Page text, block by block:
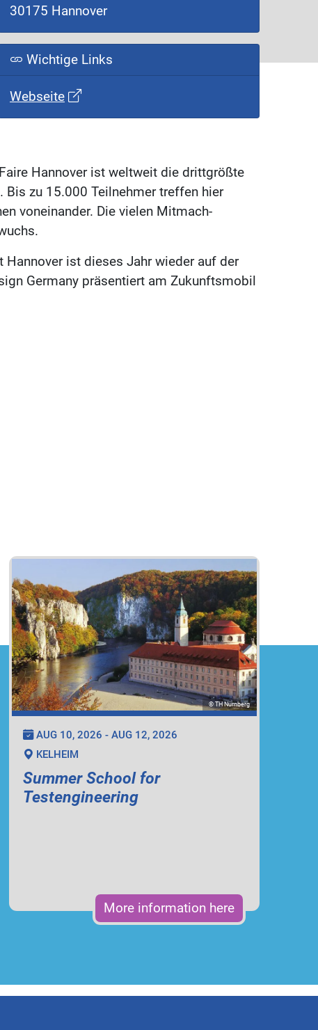
30175 Hannover
Wichtige Links
Webseite
Hannover ist weltweit die drittgrößte
zu 15.000 Teilnehmer treffen hier
voneinander. Die vielen Mitmach-
ist dieses Jahr wieder auf der
Germany präsentiert am Zukunftsmobil
© TH Nürnberg
AUG 10, 2026 - AUG 12, 2026
KELHEIM
Summer School for
Testengineering
More information here